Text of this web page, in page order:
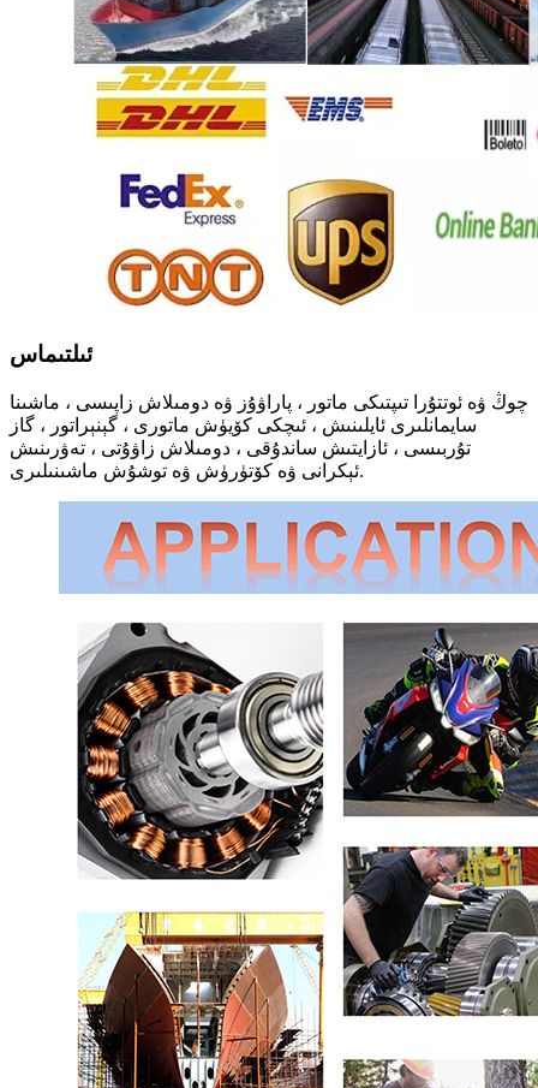
ئىلتىماس
چوڭ ۋە ئوتتۇرا تىپتىكى ماتور ، پاراۋۇز ۋە دومىلاش زاپىسى ، ماشىنا
سايمانلىرى ئايلىنىش ، ئىچكى كۆيۈش ماتورى ، گېنېراتور ، گاز
تۇربىسى ، ئازايتىش ساندۇقى ، دومىلاش زاۋۇتى ، تەۋرىنىش
ئېكرانى ۋە كۆتۈرۈش ۋە توشۇش ماشىنىلىرى.